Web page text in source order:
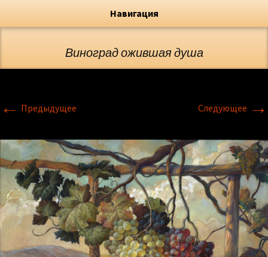
Флёрова Елена Николаевна
Художник, Официальный сайт
Навигация
Виноград ожившая душа
← Предыдущее Следующее →